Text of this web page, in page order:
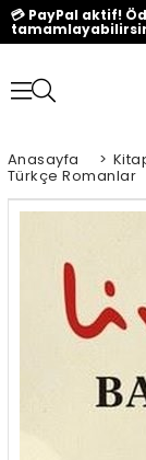
💳 PayPal aktif!
Anasayfa >
Türkçe Romanlar